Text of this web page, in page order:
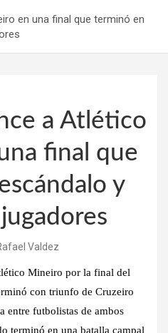
en una final que terminó en
a Atlético
final que
y
Valdez
Mineiro por la final del
con triunfo de Cruzeiro
entre futbolistas de ambos
terminó en una batalla campal